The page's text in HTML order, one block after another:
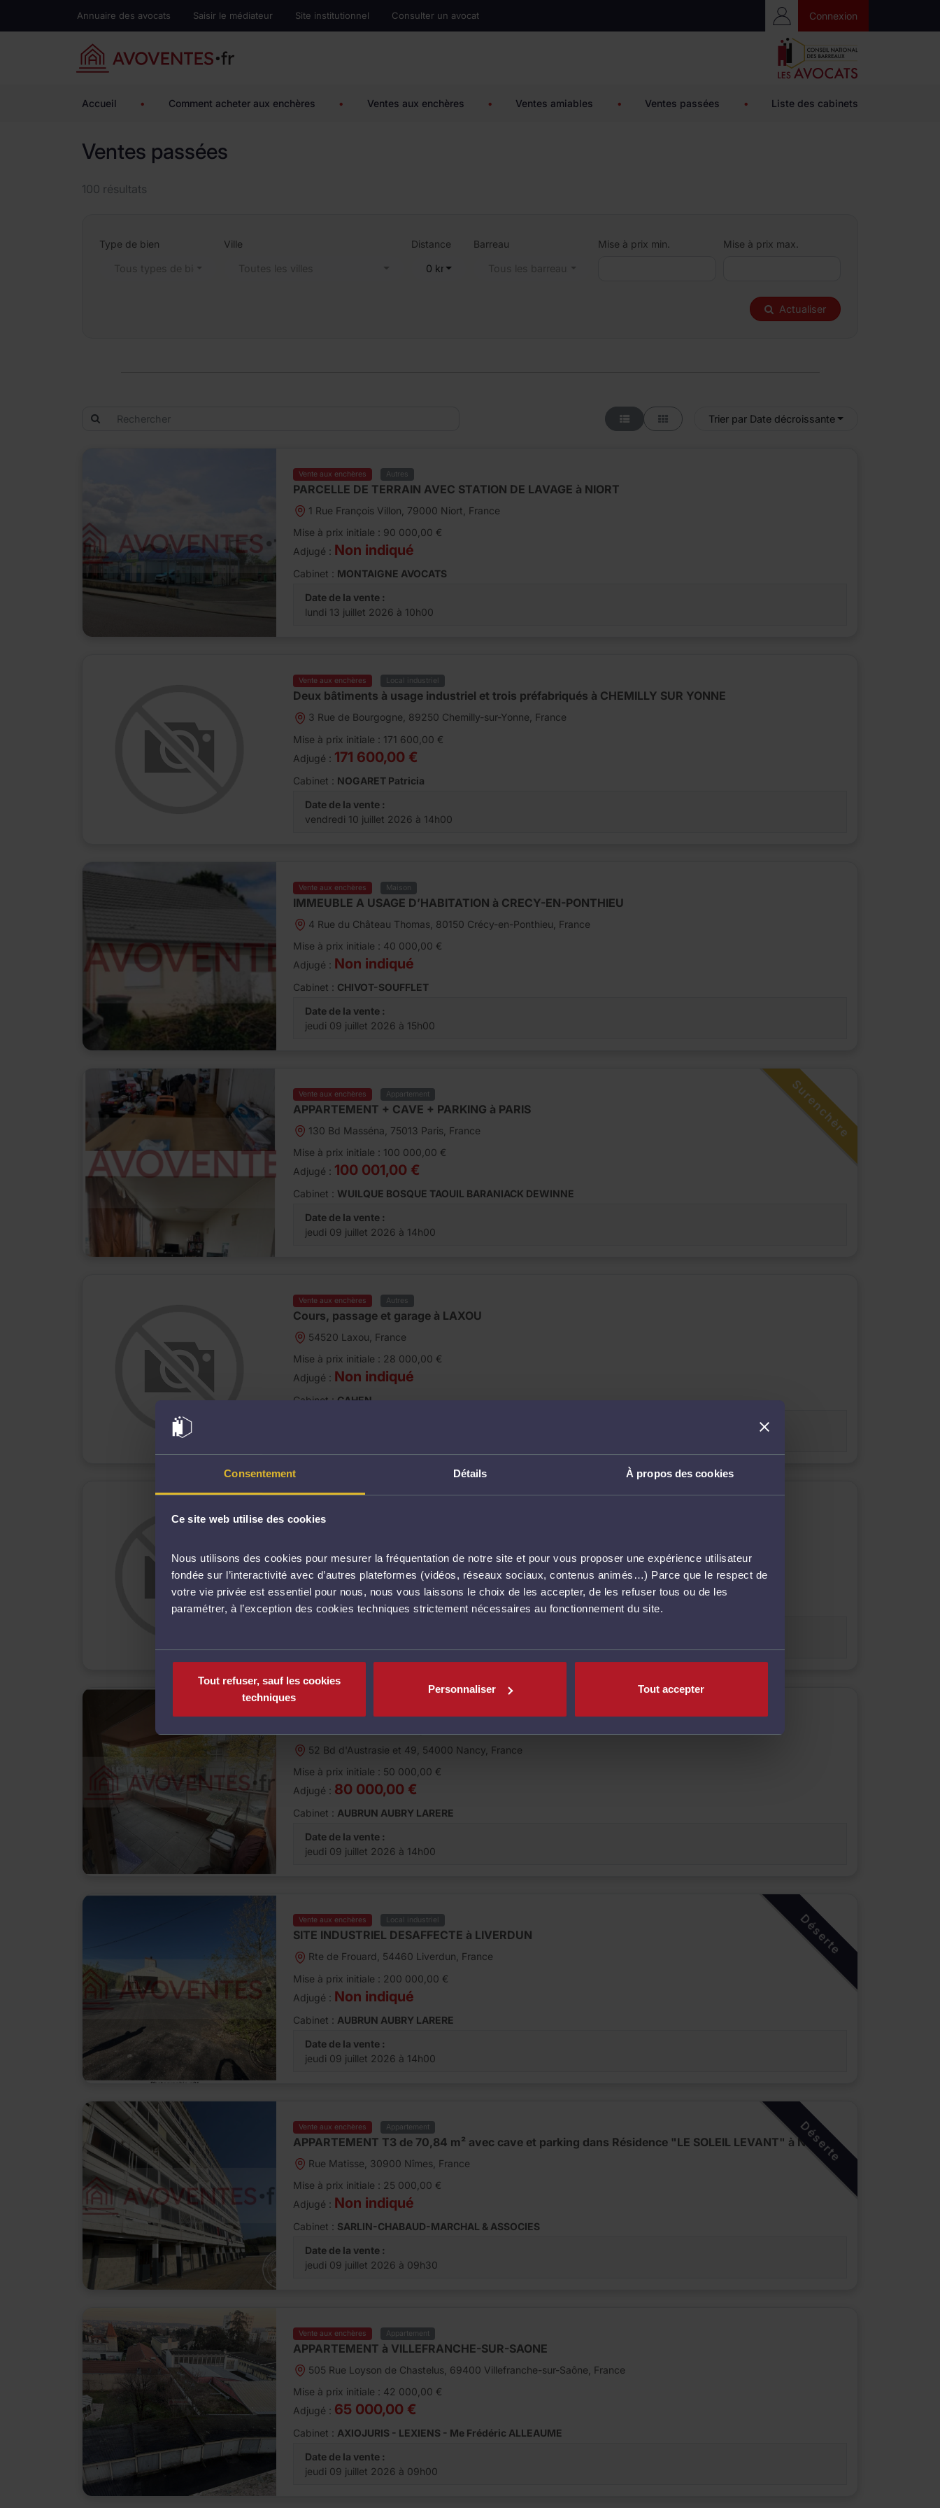
Consentement Détails À propos des cookies
Ce site web utilise des cookies
Nous utilisons des cookies pour mesurer la fréquentation de notre site et pour vous proposer une expérience utilisateur
fondée sur l’interactivité avec d’autres plateformes (vidéos, réseaux sociaux, contenus animés…) Parce que le respect de
votre vie privée est essentiel pour nous, nous vous laissons le choix de les accepter, de les refuser tous ou de les
paramétrer, à l’exception des cookies techniques strictement nécessaires au fonctionnement du site.
Tout refuser, sauf les cookies
techniques
Personnaliser Tout accepter
Annuaire des avocats Saisir le médiateur Site institutionnel Consulter un avocat
Accès Privé
Connexion
Accueil • Comment acheter aux enchères • Ventes aux enchères • Ventes amiables • Ventes passées • Liste des cabinets
Ventes passées
100 résultats
Type de bien
Tous types de biens
Ville
Toutes les villes
Distance
0 km
Barreau
Tous les barreaux
Mise à prix min. Mise à prix max.
Actualiser
Trier par Date décroissante
Vente aux enchères Autres
PARCELLE DE TERRAIN AVEC STATION DE LAVAGE à NIORT
1 Rue François Villon, 79000 Niort, France
Mise à prix initiale : 90 000,00 €
Adjugé : Non indiqué
Cabinet : MONTAIGNE AVOCATS
Date de la vente :
lundi 13 juillet 2026 à 10h00
Vente aux enchères Local industriel
Deux bâtiments à usage industriel et trois préfabriqués à CHEMILLY SUR YONNE
3 Rue de Bourgogne, 89250 Chemilly-sur-Yonne, France
Mise à prix initiale : 171 600,00 €
Adjugé : 171 600,00 €
Cabinet : NOGARET Patricia
Date de la vente :
vendredi 10 juillet 2026 à 14h00
Vente aux enchères Maison
IMMEUBLE A USAGE D’HABITATION à CRECY-EN-PONTHIEU
4 Rue du Château Thomas, 80150 Crécy-en-Ponthieu, France
Mise à prix initiale : 40 000,00 €
Adjugé : Non indiqué
Cabinet : CHIVOT-SOUFFLET
Date de la vente :
jeudi 09 juillet 2026 à 15h00
Vente aux enchères Appartement
APPARTEMENT + CAVE + PARKING à PARIS
130 Bd Masséna, 75013 Paris, France
Mise à prix initiale : 100 000,00 €
Adjugé : 100 001,00 €
Cabinet : WUILQUE BOSQUE TAOUIL BARANIACK DEWINNE
Date de la vente :
jeudi 09 juillet 2026 à 14h00
Surenchère
Vente aux enchères Autres
Cours, passage et garage à LAXOU
54520 Laxou, France
Mise à prix initiale : 28 000,00 €
Adjugé : Non indiqué
Cabinet : CAHEN
APPARTEMENT à PARIS
Mise à prix initiale : 13 725,00 €
Non indiqué
Cabinet :CABINET MURIEL ANDRÉ
52 Bd d'Austrasie et 49, 54000 Nancy, France
Mise à prix initiale : 50 000,00 €
Adjugé : 80 000,00 €
Cabinet : AUBRUN AUBRY LARERE
Date de la vente :
jeudi 09 juillet 2026 à 14h00
Vente aux enchères Local industriel
SITE INDUSTRIEL DESAFFECTE à LIVERDUN
Rte de Frouard, 54460 Liverdun, France
Mise à prix initiale : 200 000,00 €
Adjugé : Non indiqué
Cabinet : AUBRUN AUBRY LARERE
Date de la vente :
jeudi 09 juillet 2026 à 14h00
Déserte
Vente aux enchères Appartement
APPARTEMENT T3 de 70,84 m² avec cave et parking dans Résidence "LE SOLEIL LEVANT" à NIMES
Rue Matisse, 30900 Nîmes, France
Mise à prix initiale : 25 000,00 €
Adjugé : Non indiqué
Cabinet : SARLIN-CHABAUD-MARCHAL & ASSOCIES
Date de la vente :
jeudi 09 juillet 2026 à 09h30
Déserte
Vente aux enchères Appartement
APPARTEMENT à VILLEFRANCHE-SUR-SAONE
505 Rue Loyson de Chastelus, 69400 Villefranche-sur-Saône, France
Mise à prix initiale : 42 000,00 €
Adjugé : 65 000,00 €
Cabinet : AXIOJURIS - LEXIENS - Me Frédéric ALLEAUME
Date de la vente :
jeudi 09 juillet 2026 à 09h00